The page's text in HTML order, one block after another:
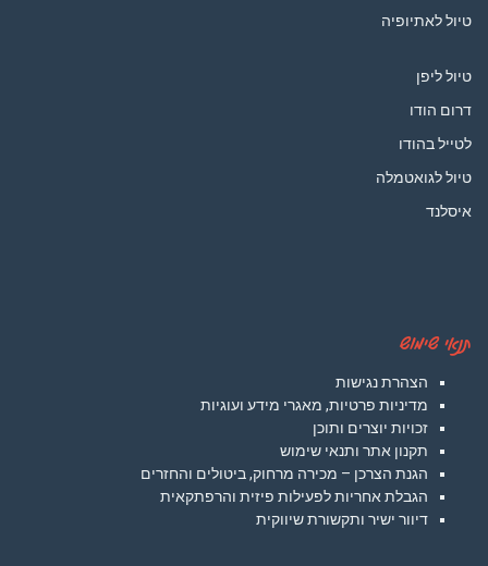
טיול לאתיופיה
טיול ליפן
דרום הודו
לטייל בהודו
טיול לגואטמלה
איסלנד
תנאי שימוש
הצהרת נגישות
מדיניות פרטיות, מאגרי מידע ועוגיות
זכויות יוצרים ותוכן
תקנון אתר ותנאי שימוש
הגנת הצרכן – מכירה מרחוק, ביטולים והחזרים
הגבלת אחריות לפעילות פיזית והרפתקאית
דיוור ישיר ותקשורת שיווקית